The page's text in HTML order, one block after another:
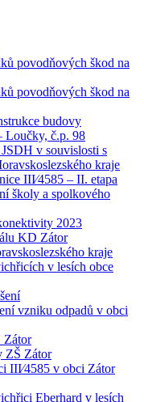
povodňových škod na
povodňových škod na
budovy
Loučky, č.p. 98
v souvislosti s
kraje
III⁄4585 – II. etapa
školy a spolkového
2023
KD Zátor
kraje
v lesích obce
vzniku odpadů v obci
Zátor
ZŠ Zátor
III⁄4585 v obci Zátor
Eberhard v lesích